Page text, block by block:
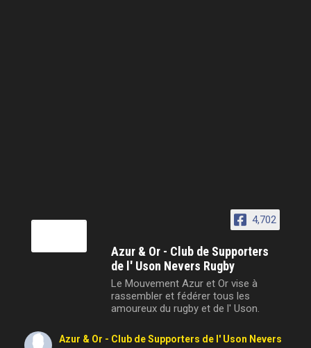
4,702
Azur & Or - Club de Supporters
de l' Uson Nevers Rugby
Le Mouvement Azur et Or vise à
rassembler et fédérer tous les
amoureux du rugby et de l' Uson.
Azur & Or - Club de Supporters de l' Uson Nevers